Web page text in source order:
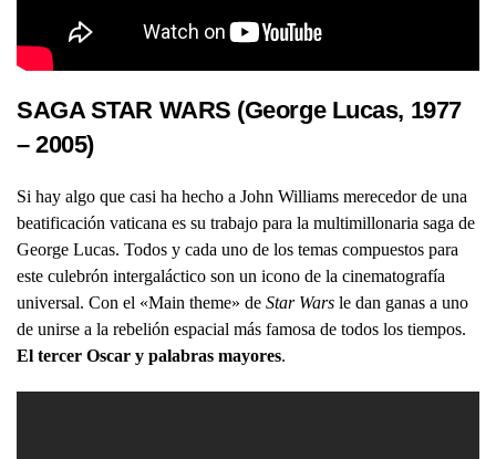
SAGA STAR WARS (George Lucas, 1977
– 2005)
Si hay algo que casi ha hecho a John Williams merecedor de una
beatificación vaticana es su trabajo para la multimillonaria saga de
George Lucas. Todos y cada uno de los temas compuestos para
este culebrón intergaláctico son un icono de la cinematografía
universal. Con el «Main theme» de Star Wars le dan ganas a uno
de unirse a la rebelión espacial más famosa de todos los tiempos.
El tercer Oscar y palabras mayores.